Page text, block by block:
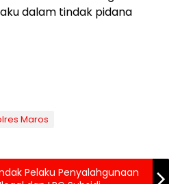
dalam tindak pidana
Maros
Pelaku Penyalahgunaan